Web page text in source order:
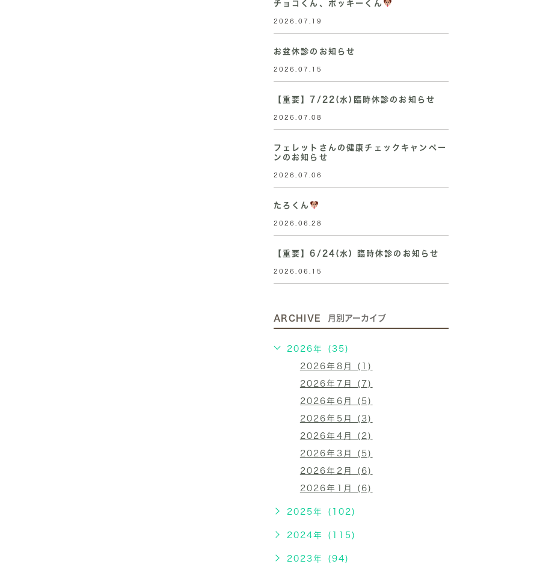
チョコくん、ポッキーくん
2026.07.19
お盆休診のお知らせ
2026.07.15
【重要】7/22(水)臨時休診のお知らせ
2026.07.08
フェレットさんの健康チェックキャンペー
ンのお知らせ
2026.07.06
たろくん
2026.06.28
【重要】6/24(水) 臨時休診のお知らせ
2026.06.15
ARCHIVE 月別アーカイブ
2026年 (35)
2026年8月 (1)
2026年7月 (7)
2026年6月 (5)
2026年5月 (3)
2026年4月 (2)
2026年3月 (5)
2026年2月 (6)
2026年1月 (6)
2025年 (102)
2024年 (115)
2023年 (94)